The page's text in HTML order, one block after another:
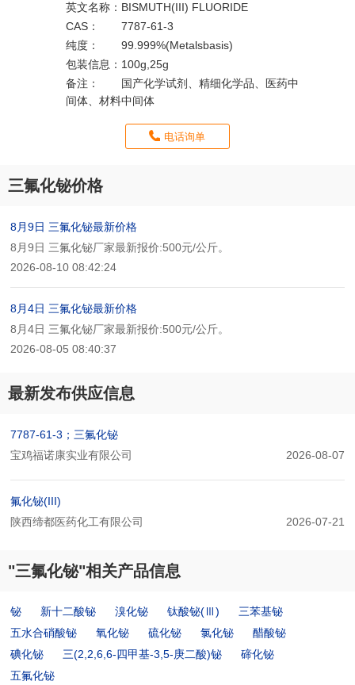
英文名称： BISMUTH(III) FLUORIDE
CAS：
7787-61-3
纯度：
99.999%(Metalsbasis)
包装信息： 100g,25g
备注：
国产化学试剂、精细化学品、医药中
间体、材料中间体
电话询单
三氟化铋价格
8月9日 三氟化铋最新价格
8月9日 三氟化铋厂家最新报价:500元/公斤。
2026-08-10 08:42:24
8月4日 三氟化铋最新价格
8月4日 三氟化铋厂家最新报价:500元/公斤。
2026-08-05 08:40:37
最新发布供应信息
7787-61-3；三氟化铋
宝鸡福诺康实业有限公司
2026-08-07
氟化铋(III)
陕西缔都医药化工有限公司
2026-07-21
"三氟化铋"相关产品信息
铋 新十二酸铋 溴化铋 钛酸铋(Ⅲ)
三苯基铋
五水合硝酸铋
氧化铋 硫化铋 氯化铋
醋酸铋
碘化铋
三(2,2,6,6-四甲基-3,5-庚二酸)铋
碲化铋
五氟化铋